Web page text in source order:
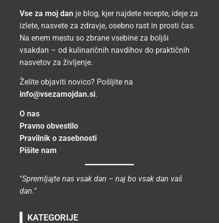
Vse za moj dan je blog, kjer najdete recepte, ideje za
izlete, nasvete za zdravje, osebno rast in prosti čas.
Na enem mestu so zbrane vsebine za boljši
vsakdan – od kulinaričnih navdihov do praktičnih
nasvetov za življenje.
Želite objaviti novico? Pošljite na
info@vsezamojdan.si.
O nas
Pravno obvestilo
Pravilnik o zasebnosti
Pišite nam
"Spremljajte nas vsak dan – naj bo vsak dan vaš
dan."
KATEGORIJE